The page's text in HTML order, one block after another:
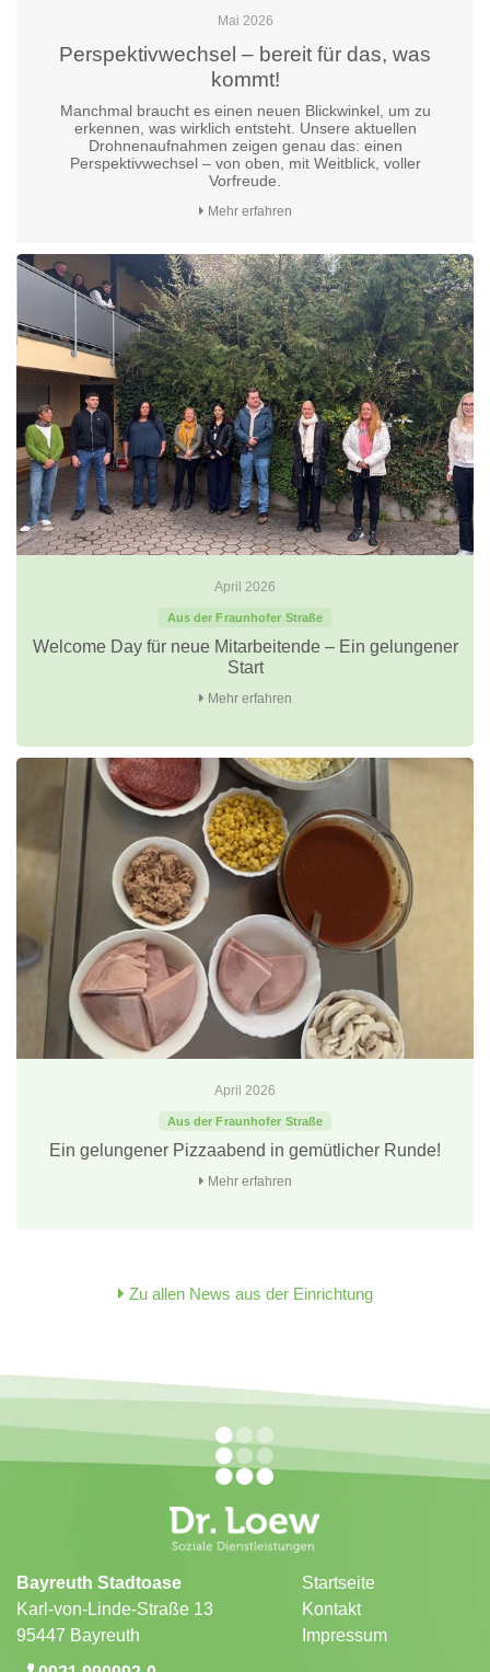
Mai 2026
Perspektivwechsel – bereit für das, was
kommt!
Manchmal braucht es einen neuen Blickwinkel, um zu
erkennen, was wirklich entsteht. Unsere aktuellen
Drohnenaufnahmen zeigen genau das: einen
Perspektivwechsel – von oben, mit Weitblick, voller
Vorfreude.
Mehr erfahren
April 2026
Aus der Fraunhofer Straße
Welcome Day für neue Mitarbeitende – Ein gelungener
Start
Mehr erfahren
April 2026
Aus der Fraunhofer Straße
Ein gelungener Pizzaabend in gemütlicher Runde!
Mehr erfahren
Zu allen News aus der Einrichtung
Bayreuth Stadtoase
Karl-von-Linde-Straße 13
95447 Bayreuth
Startseite
Kontakt
Impressum